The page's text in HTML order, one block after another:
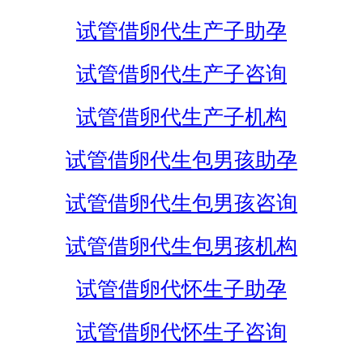
试管借卵代生产子助孕
试管借卵代生产子咨询
试管借卵代生产子机构
试管借卵代生包男孩助孕
试管借卵代生包男孩咨询
试管借卵代生包男孩机构
试管借卵代怀生子助孕
试管借卵代怀生子咨询